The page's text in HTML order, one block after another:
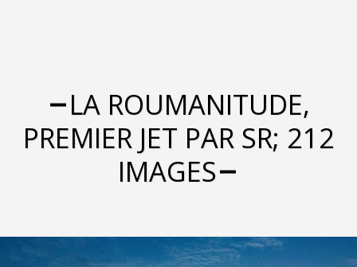
LA ROUMANITUDE,
PREMIER JET PAR SR; 212
IMAGES